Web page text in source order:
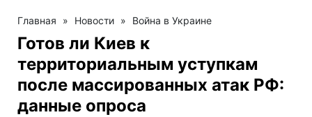
Главная » Новости » Война в Украине
Готов ли Киев к
территориальным уступкам
после массированных атак РФ:
данные опроса